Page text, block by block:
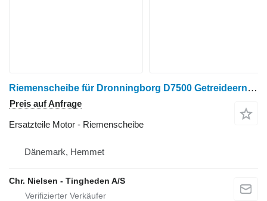
Riemenscheibe für Dronningborg D7500 Getreideernter
Preis auf Anfrage
Ersatzteile Motor - Riemenscheibe
Dänemark, Hemmet
Chr. Nielsen - Tingheden A/S